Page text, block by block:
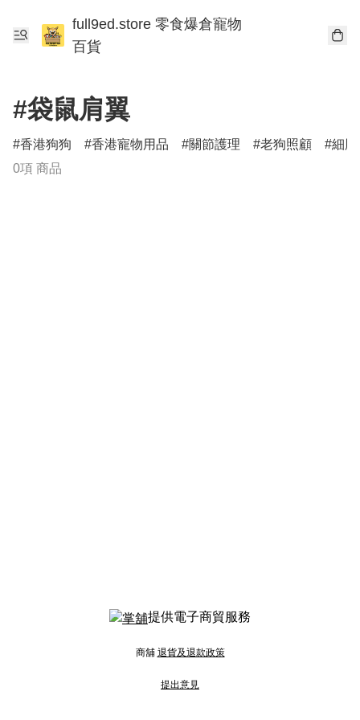
full9ed.store 零食爆倉寵物
百貨
#袋鼠肩翼
香港狗狗 香港寵物用品 關節護理 老狗照顧
細
0項 商品
提供電子商貿服務
商舖 退貨及退款政策
提出意見